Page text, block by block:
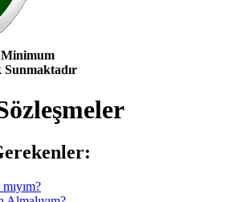
Minimum
Sunmaktadır